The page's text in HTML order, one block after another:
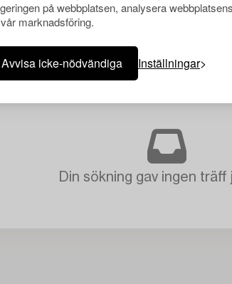
på webbplatsen, analysera
marknadsföring.
Avvisa icke-nödvändiga Inställningar
Din sökning gav ingen träff